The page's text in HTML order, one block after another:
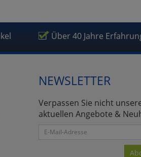
Über 40 Jahre
NEWSLETTER
Verpassen Sie nicht
aktuellen Angebote &